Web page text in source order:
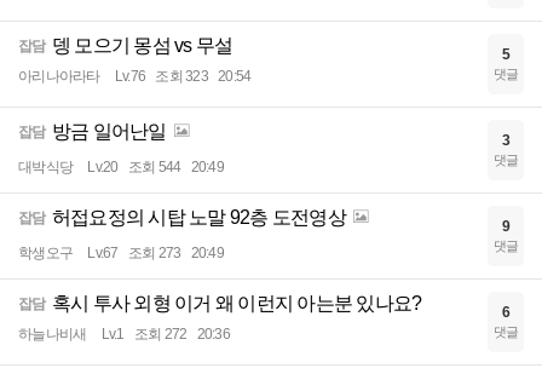
잡담 뎅 모으기 몽섬 vs 무설
아리나아라타 Lv.76 조회 323 20:54
5
댓글
잡담 방금 일어난일
대박식당 Lv.20 조회 544 20:49
3
댓글
잡담 허접요정의 시탑 노말 92층 도전영상
학생오구 Lv.67 조회 273 20:49
9
댓글
잡담 혹시 투사 외형 이거 왜 이런지 아는분 있나요?
하늘나비새 Lv.1 조회 272 20:36
6
댓글